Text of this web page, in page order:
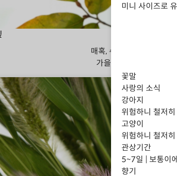
매혹, 수줍음
가을
미니 사이즈로
꽃말
사랑의 소식
강아지
위험하니 철저
고양이
위험하니 철저
관상기간
5~7일 | 보통이
향기